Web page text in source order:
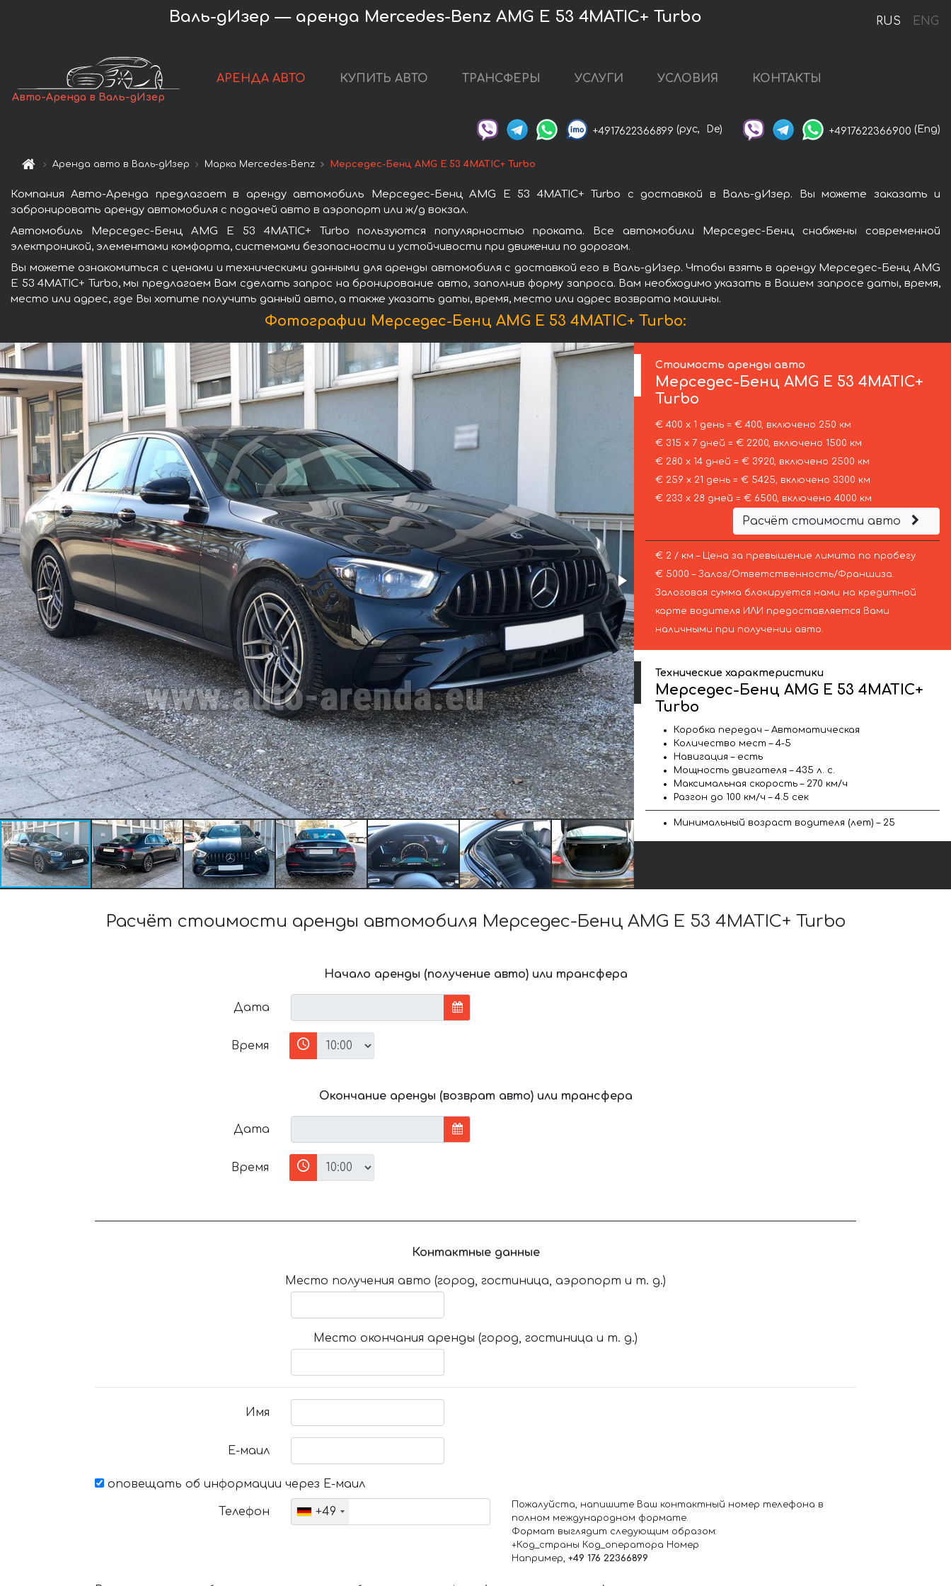
RUS ENG
Валь-дИзер — аренда Mercedes-Benz AMG E 53 4MATIC+ Turbo
Авто-Аренда в Валь-дИзер
АРЕНДА АВТО КУПИТЬ АВТО ТРАНСФЕРЫ УСЛУГИ УСЛОВИЯ КОНТАКТЫ
+4917622366899 (рус, De) +4917622366900 (Eng)
Аренда авто в Валь-дИзер Марка Mercedes-Benz Мерседес-Бенц AMG E 53 4MATIC+ Turbo
Компания Авто-Аренда предлагает в аренду автомобиль Мерседес-Бенц AMG E 53 4MATIC+ Turbo с доставкой в Валь-дИзер. Вы можете заказать и
забронировать аренду автомобиля с подачей авто в аэропорт или ж/д вокзал.
Автомобиль Мерседес-Бенц AMG E 53 4MATIC+ Turbo пользуются популярностью проката. Все автомобили Мерседес-Бенц снабжены современной
электроникой, элементами комфорта, системами безопасности и устойчивости при движении по дорогам.
Вы можете ознакомиться с ценами и техническими данными для аренды автомобиля с доставкой его в Валь-дИзер. Чтобы взять в аренду Мерседес-Бенц AMG
E 53 4MATIC+ Turbo, мы предлагаем Вам сделать запрос на бронирование авто, заполнив форму запроса. Вам необходимо указать в Вашем запросе даты, время,
место или адрес, где Вы хотите получить данный авто, а также указать даты, время, место или адрес возврата машины.
Фотографии Мерседес-Бенц AMG E 53 4MATIC+ Turbo:
Стоимость аренды авто
Мерседес-БенцAMG E 53 4MATIC+
Turbo
€ 400 х 1 день = € 400, включено 250 км
€ 315 х 7 дней = € 2200, включено 1500 км
€ 280 х 14 дней = € 3920, включено 2500 км
€ 259 х 21 день = € 5425, включено 3300 км
€ 233 х 28 дней = € 6500, включено 4000 км
Расчёт стоимости авто
€ 2 / км – Цена за превышение лимита по пробегу
€ 5000 – Залог/Ответственность/Франшиза.
Залоговая сумма блокируется нами на кредитной
карте водителя ИЛИ предоставляется Вами
наличными при получении авто.
Технические характеристики
Мерседес-Бенц AMG E 53 4MATIC+
Turbo
Коробка передач – Автоматическая
Количество мест – 4-5
Навигация – есть
Мощность двигателя – 435 л. с.
Максимальная скорость – 270 км/ч
Разгон до 100 км/ч – 4.5 сек
Минимальный возраст водителя (лет) – 25
Расчёт стоимости аренды автомобиля Мерседес-Бенц AMG E 53 4MATIC+ Turbo
Начало аренды (получение авто) или трансфера
Дата
Время
Окончание аренды (возврат авто) или трансфера
Дата
Время
Контактные данные
Место получения авто (город, гостиница, аэропорт и т. д.)
Место окончания аренды (город, гостиница и т. д.)
Имя
Е-маил
оповещать об информации через Е-маил
Телефон +49
Пожалуйста, напишите Ваш контактный номер телефона в
полном международном формате.
Формат выглядит следующим образом:
+Код_страны Код_оператора Номер
Например, +49 176 22366899